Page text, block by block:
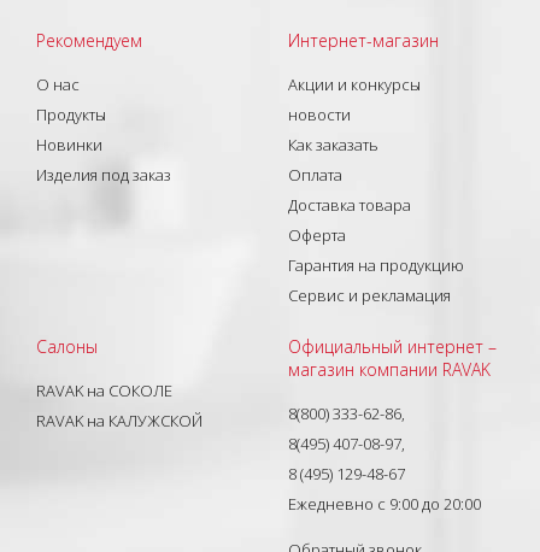
Рекомендуем
О нас
Продукты
Новинки
Изделия под заказ
Интернет-магазин
Акции и конкурсы
новости
Как заказать
Оплата
Доставка товара
Оферта
Гарантия на продукцию
Сервис и рекламация
Салоны
RAVAK на СОКОЛЕ
RAVAK на КАЛУЖСКОЙ
Официальный интернет –
магазин компании RAVAK
8(800) 333-62-86,
8(495) 407-08-97,
8 (495) 129-48-67
Ежедневно с 9:00 до 20:00